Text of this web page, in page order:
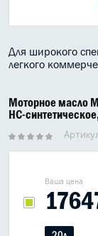
АНТИФРИЗЫ
АВТО КОСМЕТИКА
МОТО МАСЛА
ВСЕ БРЕНДЫ
Для широкого
легкого
Моторное масло
HC-
Ваша цена